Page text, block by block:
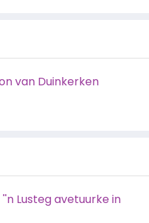
van Duinkerken
Lusteg avetuurke in